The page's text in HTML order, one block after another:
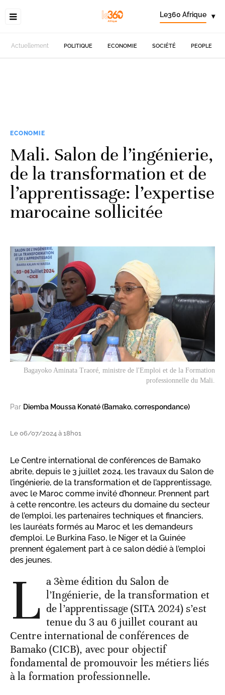
Le360 Afrique ▾
Actuellement POLITIQUE ECONOMIE SOCIÉTÉ PEOPLE
ECONOMIE
Mali. Salon de l’ingénierie,
de la transformation et de
l’apprentissage: l’expertise
marocaine sollicitée
Bagayoko Aminata Traoré, ministre de l'Emploi et de la Formation
professionnelle du Mali.
Par Diemba Moussa Konaté (Bamako, correspondance)
Le 06/07/2024 à 18h01
Le Centre international de conférences de Bamako
abrite, depuis le 3 juillet 2024, les travaux du Salon de
l’ingénierie, de la transformation et de l’apprentissage,
avec le Maroc comme invité d’honneur. Prennent part
à cette rencontre, les acteurs du domaine du secteur
de l’emploi, les partenaires techniques et financiers,
les lauréats formés au Maroc et les demandeurs
d’emploi. Le Burkina Faso, le Niger et la Guinée
prennent également part à ce salon dédié à l’emploi
des jeunes.
L a 3ème édition du Salon de
l’Ingénierie, de la transformation et
de l’apprentissage (SITA 2024) s’est
tenue du 3 au 6 juillet courant au
Centre international de conférences de
Bamako (CICB), avec pour objectif
fondamental de promouvoir les métiers liés
à la formation professionnelle.